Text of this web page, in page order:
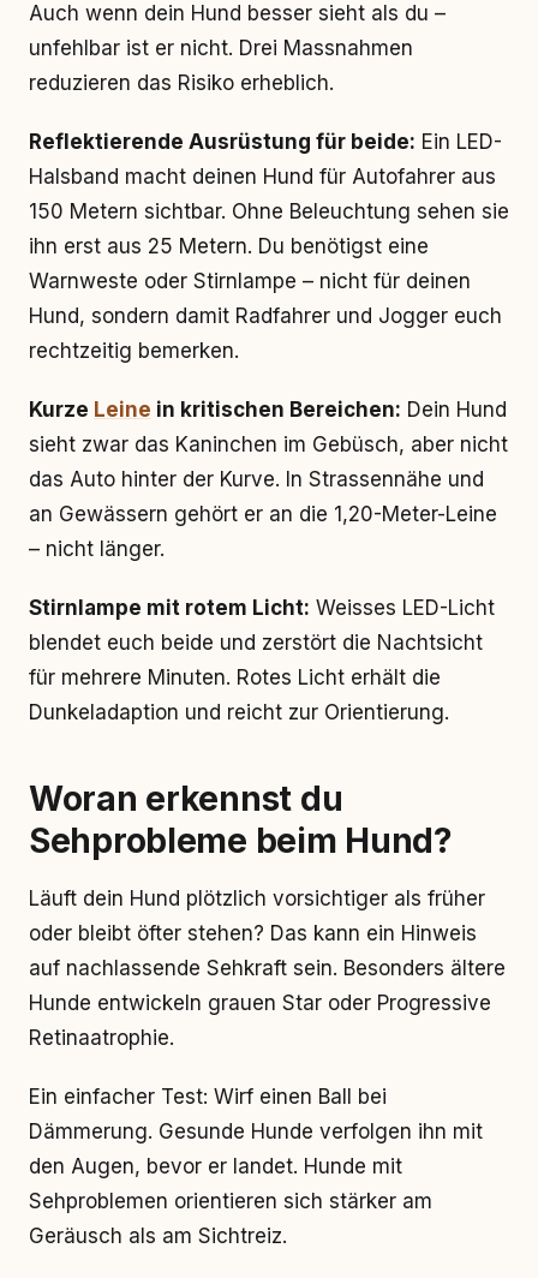
Auch wenn dein Hund besser sieht als du –
unfehlbar ist er nicht. Drei Massnahmen
reduzieren das Risiko erheblich.
Reflektierende Ausrüstung für beide: Ein LED-
Halsband macht deinen Hund für Autofahrer aus
150 Metern sichtbar. Ohne Beleuchtung sehen sie
ihn erst aus 25 Metern. Du benötigst eine
Warnweste oder Stirnlampe – nicht für deinen
Hund, sondern damit Radfahrer und Jogger euch
rechtzeitig bemerken.
Kurze Leine in kritischen Bereichen: Dein Hund
sieht zwar das Kaninchen im Gebüsch, aber nicht
das Auto hinter der Kurve. In Strassennähe und
an Gewässern gehört er an die 1,20-Meter-Leine
– nicht länger.
Stirnlampe mit rotem Licht: Weisses LED-Licht
blendet euch beide und zerstört die Nachtsicht
für mehrere Minuten. Rotes Licht erhält die
Dunkeladaption und reicht zur Orientierung.
Woran erkennst du
Sehprobleme beim Hund?
Läuft dein Hund plötzlich vorsichtiger als früher
oder bleibt öfter stehen? Das kann ein Hinweis
auf nachlassende Sehkraft sein. Besonders ältere
Hunde entwickeln grauen Star oder Progressive
Retinaatrophie.
Ein einfacher Test: Wirf einen Ball bei
Dämmerung. Gesunde Hunde verfolgen ihn mit
den Augen, bevor er landet. Hunde mit
Sehproblemen orientieren sich stärker am
Geräusch als am Sichtreiz.